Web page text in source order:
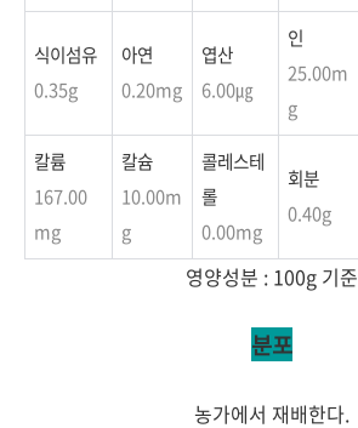
식이섬유
0.35g
아연
0.20mg
엽산
6.00㎍
인
25.00m
g
칼륨
167.00
mg
칼슘
10.00m
g
콜레스테
롤
0.00mg
회분
0.40g
영양성분 : 100g 기준
분포
농가에서 재배한다.